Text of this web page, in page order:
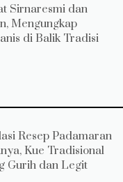
Sirnaresmi dan
Mengungkap
di Balik Tradisi
Resep Padamaran
Kue Tradisional
Gurih dan Legit